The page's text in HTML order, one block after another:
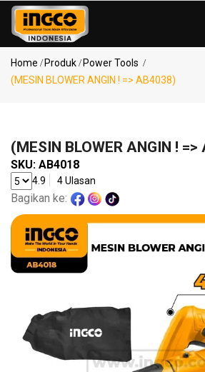
MESIN
BOR ..
KOMPRESOR
..
(SPRAY
GUN..
(KLEM
F CL..
Home Produk
Power Tools
(MESIN BLOWER ANGIN ! => AB4038)
(MESIN BLOWER ANGIN !
SKU: AB4018
4.9 4 Ulasan
Bagikan ke:
Kategori
Air
Notifikasi